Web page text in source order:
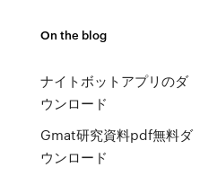
On the blog
ナイトボットアプリのダ
ウンロード
Gmat研究資料pdf無料ダ
ウンロード